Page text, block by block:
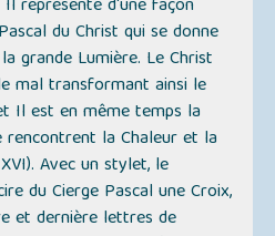
représente d'une façon
du Christ qui se donne
grande Lumière. Le Christ
mal transformant ainsi le
Il est en même temps la
rencontrent la Chaleur et la
Avec un stylet, le
du Cierge Pascal une Croix,
et dernière lettres de